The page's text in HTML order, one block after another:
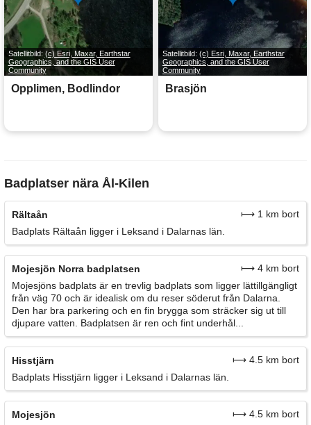
Satellitbild: (c) Esri, Maxar, Earthstar
Geographics, and the GIS User
Community
Opplimen, Bodlindor
Satellitbild: (c) Esri, Maxar, Earthstar
Geographics, and the GIS User
Community
Brasjön
Badplatser nära Ål-Kilen
Rältaån
⟼ 1 km bort
Badplats Rältaån ligger i Leksand i Dalarnas län.
Mojesjön Norra badplatsen
⟼ 4 km bort
Mojesjöns badplats är en trevlig badplats som ligger lättillgängligt
från väg 70 och är idealisk om du reser söderut från Dalarna.
Den har bra parkering och en fin brygga som sträcker sig ut till
djupare vatten. Badplatsen är ren och fint underhål...
Hisstjärn
⟼ 4.5 km bort
Badplats Hisstjärn ligger i Leksand i Dalarnas län.
Mojesjön
⟼ 4.5 km bort